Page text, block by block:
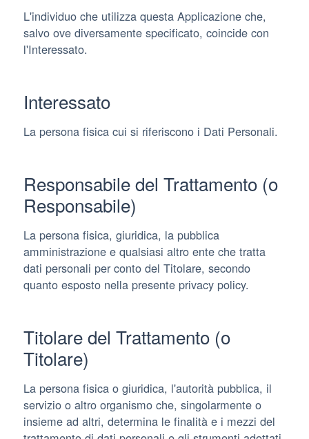
L'individuo che utilizza questa Applicazione che,
salvo ove diversamente specificato, coincide con
l'Interessato.
Interessato
La persona fisica cui si riferiscono i Dati Personali.
Responsabile del Trattamento (o
Responsabile)
La persona fisica, giuridica, la pubblica
amministrazione e qualsiasi altro ente che tratta
dati personali per conto del Titolare, secondo
quanto esposto nella presente privacy policy.
Titolare del Trattamento (o
Titolare)
La persona fisica o giuridica, l'autorità pubblica, il
servizio o altro organismo che, singolarmente o
insieme ad altri, determina le finalità e i mezzi del